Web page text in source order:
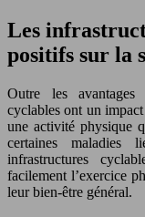
Les
positifs sur la
Outre les avantages
cyclables ont un
une activité physique
certaines
infrastructures
facilement l’exercice
leur bien-être général.